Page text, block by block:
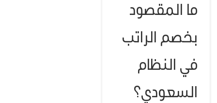
ما المقصود
بخصم الراتب
في النظام
السعودي؟